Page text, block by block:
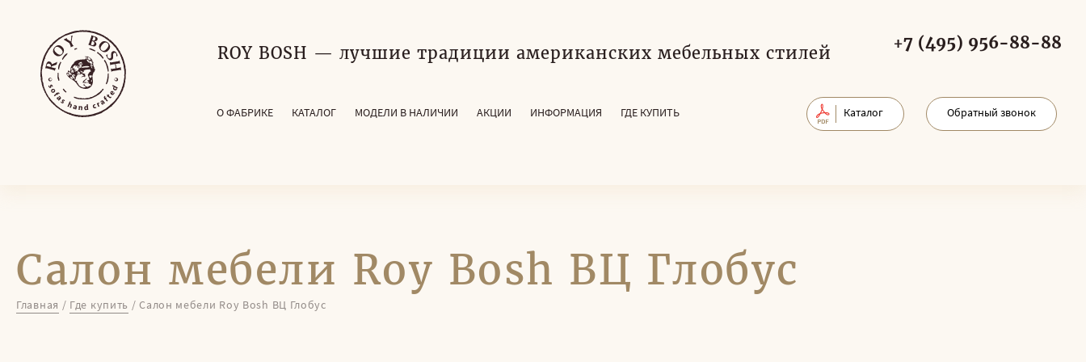
ROY BOSH — лучшие традиции американских мебельных стилей
+7 (495) 956-88-88
О ФАБРИКЕ КАТАЛОГ МОДЕЛИ В НАЛИЧИИ АКЦИИ ИНФОРМАЦИЯ ГДЕ КУПИТЬ Каталог Обратный звонок
Салон мебели Roy Bosh ВЦ Глобус
Главная / Где купить / Салон мебели Roy Bosh ВЦ Глобус